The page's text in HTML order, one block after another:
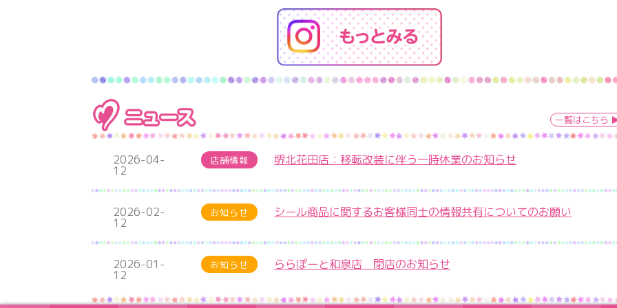
一覧はこちら
2026-04-
12
店舗情報 堺北花田店：移転改装に伴う一時休業のお知らせ
2026-02-
12
お知らせ シール商品に関するお客様同士の情報共有についてのお願い
2026-01-
12
お知らせ ららぽーと和泉店 閉店のお知らせ